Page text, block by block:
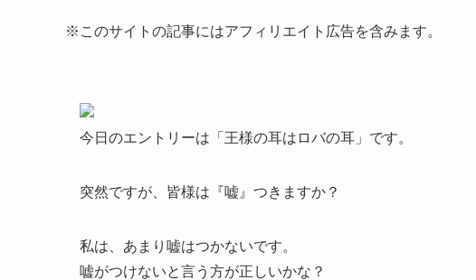
※このサイトの記事にはアフィリエイト広告を含みます。
今日のエントリーは「王様の耳はロバの耳」です。
突然ですが、皆様は『嘘』つきますか？
私は、あまり嘘はつかないです。
嘘がつけないと言う方が正しいかな？